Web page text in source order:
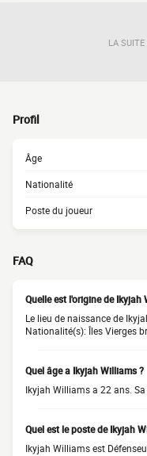
LA
Profil
Âge
Nationalité
Poste du joueur
FAQ
Quelle est l'origine de Ikyjah
Le lieu de naissance de
Nationalité(s): Îles Vierges
Quel âge a Ikyjah Williams ?
Ikyjah Williams a 22 ans.
Quel est le poste de Ikyjah
Ikyjah Williams est